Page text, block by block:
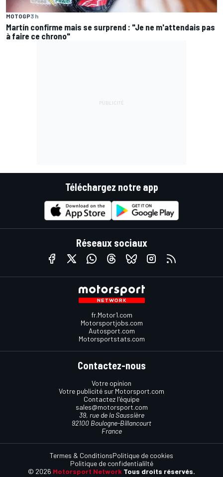
MOTOGP3 h
Martín confirme mais se surprend : "Je ne m'attendais pas
à faire ce chrono"
Téléchargez notre app
Réseaux sociaux
fr.Motor1.com
Motorsportjobs.com
Autosport.com
Motorsportstats.com
Contactez-nous
Votre opinion
Votre publicité sur Motorsport.com
Contactez l'équipe
sales@motorsport.com
39, rue de la Saussière
92100 Boulogne-Billancourt
France
© 2026 Motorsport Network Tous droits réservés.
Termes & ConditionsPolitique de cookies
Politique de confidentialilté